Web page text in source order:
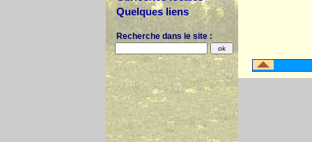
Quelques liens
Recherche dans le site :